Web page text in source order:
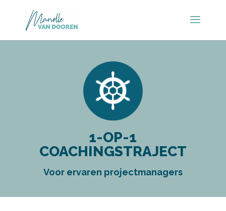
1-OP-1
COACHINGSTRAJECT
Voor ervaren projectmanagers